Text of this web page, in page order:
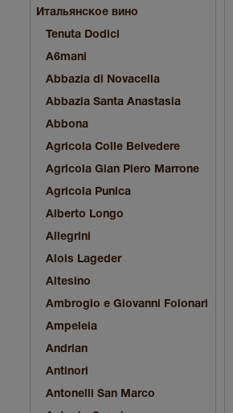
Итальянское вино
Tenuta Dodici
A6mani
Abbazia di Novacella
Abbazia Santa Anastasia
Abbona
Agricola Colle Belvedere
Agricola Gian Piero Marrone
Agricola Punica
Alberto Longo
Allegrini
Alois Lageder
Altesino
Ambrogio e Giovanni Folonari
Ampeleia
Andrian
Antinori
Antonelli San Marco